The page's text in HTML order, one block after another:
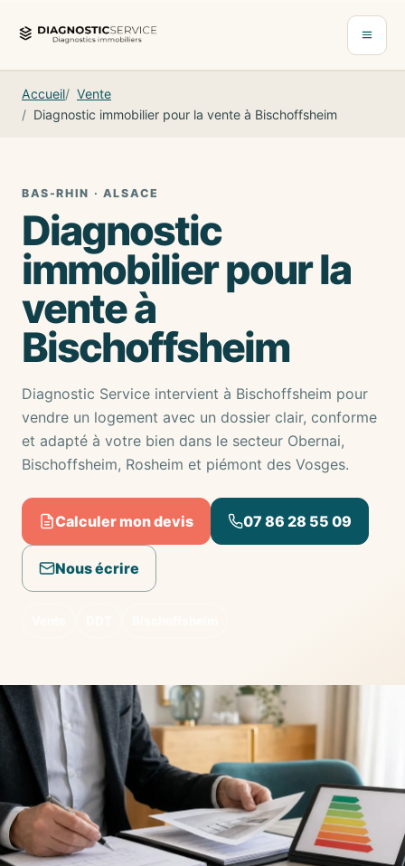
Ouvrir
Accueil
Vente
Diagnostic immobilier pour la vente à Bischoffsheim
BAS-RHIN · ALSACE
Diagnostic
immobilier pour la
vente à
Bischoffsheim
Diagnostic Service intervient à Bischoffsheim pour
vendre un logement avec un dossier clair, conforme
et adapté à votre bien dans le secteur Obernai,
Bischoffsheim, Rosheim et piémont des Vosges.
Calculer mon devis 07 86 28 55 09
Nous écrire